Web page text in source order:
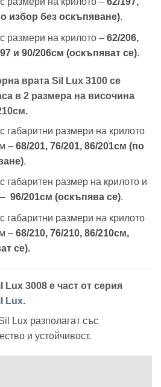
избор без оскъпяване).
размери на крилото – 62/206,
и 90/206см (оскъпяват се).
врата Sil Lux 3100 се
в 2 размера на височина
габаритни размери на крилото
– 68/201, 76/201, 86/201см (по
.
габаритен размер на крилото и
96/201см (оскъпява се).
габаритни размери на крилото
– 68/210, 76/210, 86/210см,
се).
Lux 3008 е част от серия
Lux.
Lux разполагат със
и устойчивост.